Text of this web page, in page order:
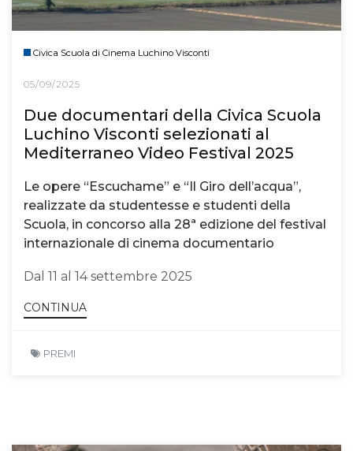
Civica Scuola di Cinema Luchino Visconti
05/09/2025
Due documentari della Civica Scuola
Luchino Visconti selezionati al
Mediterraneo Video Festival 2025
Le opere “Escuchame” e “Il Giro dell’acqua”,
realizzate da studentesse e studenti della
Scuola, in concorso alla 28ª edizione del festival
internazionale di cinema documentario
Dal 11 al 14 settembre 2025
CONTINUA
PREMI